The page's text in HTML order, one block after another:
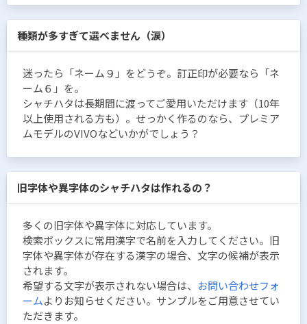
種類が多すぎて選べません（涙）
迷ったら「ネーム９」をどうぞ。訂正印が必要なら「ネ
ーム６」を。
シャチハタは長期間に渡ってご愛用いただけます（10年
以上使用される方も）。せっかく作るのなら、プレミア
ムモデルのVIVOなどいかがでしょう？
旧字体や異字体のシャチハタは作れるの？
多くの旧字体や異字体に対応しています。
検索ボックスに常用漢字で名前を入力してください。旧
字体や異字体が存在する漢字の場合、文字の候補が表示
されます。
希望する文字が表示されない場合は、 お問い合わせフォ
ームよりお知らせください。サンプルをご用意させてい
ただきます。